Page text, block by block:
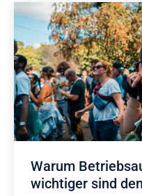
Warum
wichtiger sind